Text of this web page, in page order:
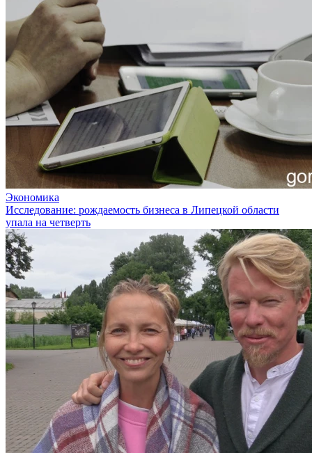
Экономика
Исследование: рождаемость бизнеса в Липецкой области
упала на четверть